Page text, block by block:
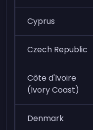
Cyprus
Czech Republic
Côte d'Ivoire
(Ivory Coast)
Denmark